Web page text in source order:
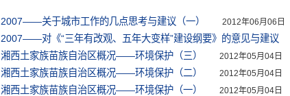
2007——关于城市工作的几点思考与建议（一） 2012年06月06日
2007——对《“三年有改观、五年大变样”建设纲要》的意见与建议
湘西土家族苗族自治区概况——环境保护（三） 2012年05月04日
湘西土家族苗族自治区概况——环境保护（二） 2012年05月04日
湘西土家族苗族自治区概况——环境保护（一） 2012年05月04日